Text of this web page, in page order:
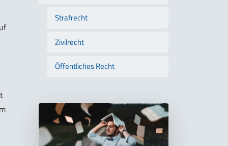
Strafrecht
Zivilrecht
Öffentliches Recht